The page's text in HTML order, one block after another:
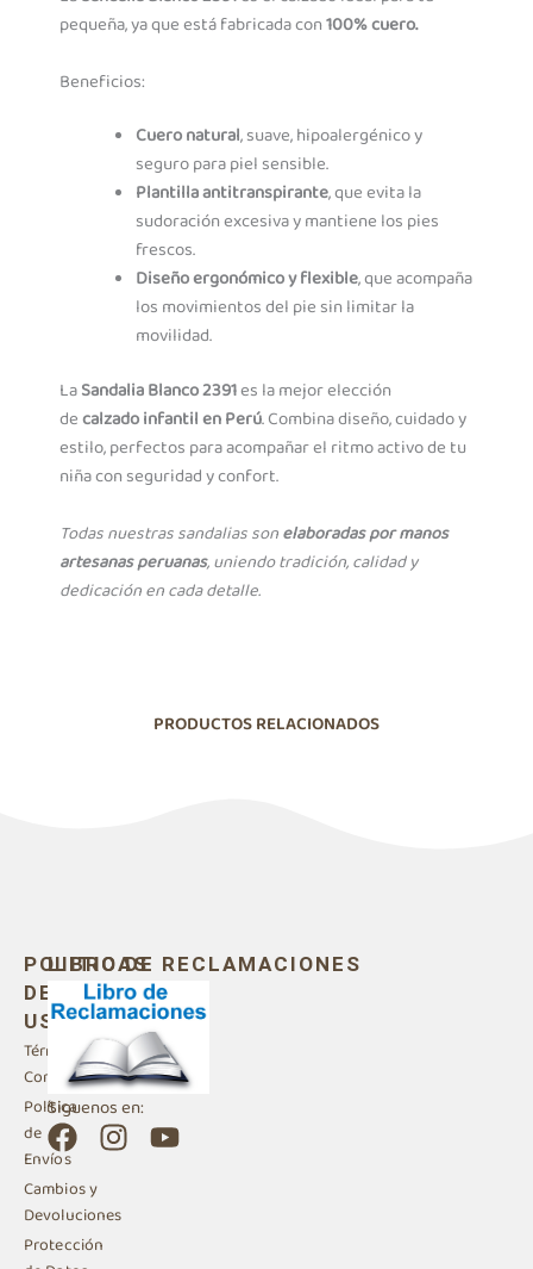
pequeña, ya que está fabricada con100% cuero.
Beneficios:
Cuero natural, suave, hipoalergénico y
seguro para piel sensible.
Plantilla antitranspirante, que evita la
sudoración excesiva y mantiene los pies
frescos.
Diseño ergonómico y flexible, que acompaña
los movimientos del pie sin limitar la
movilidad.
LaSandalia Blanco 2391es la mejor elección
decalzado infantil en Perú. Combina diseño, cuidado y
estilo, perfectos para acompañar el ritmo activo de tu
niña con seguridad y confort.
Todas nuestras sandalias sonelaboradas por manos
artesanas peruanas, uniendo tradición, calidad y
dedicación en cada detalle.
PRODUCTOS RELACIONADOS
POLITICAS
DE
USO
Términos y
Condiciones
Política
de
Envíos
Cambios y
Devoluciones
Protección
LIBRO DE RECLAMACIONES
Siguenos en:
F
a
c
e
b
I
n
t
Y